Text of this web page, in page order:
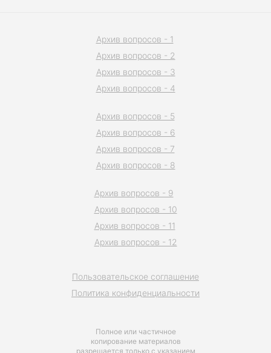
Полное или частичное
копирование материалов
разрешается только с указанием
Пользовательское соглашение
Политика конфиденциальности
Архив вопросов - 1
Архив вопросов - 2
Архив вопросов - 3
Архив вопросов - 4
Архив вопросов - 5
Архив вопросов - 6
Архив вопросов - 7
Архив вопросов - 8
Архив вопросов - 9
Архив вопросов - 10
Архив вопросов - 11
Архив вопросов - 12